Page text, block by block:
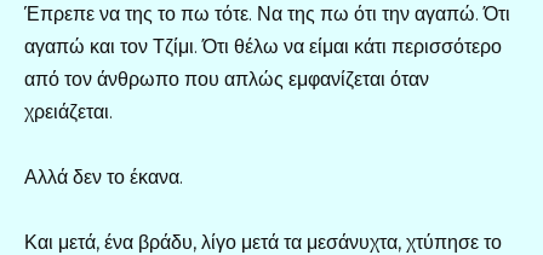
Έπρεπε να της το πω τότε. Να της πω ότι την αγαπώ. Ότι
αγαπώ και τον Τζίμι. Ότι θέλω να είμαι κάτι περισσότερο
από τον άνθρωπο που απλώς εμφανίζεται όταν
χρειάζεται.
Αλλά δεν το έκανα.
Και μετά, ένα βράδυ, λίγο μετά τα μεσάνυχτα, χτύπησε το